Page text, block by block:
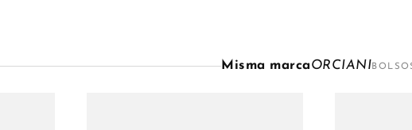
Misma marcaORCIANI